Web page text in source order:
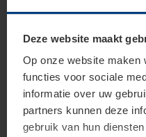
Deze website maakt
Op onze website maken
functies voor sociale
informatie over uw
partners kunnen deze
gebruik van hun